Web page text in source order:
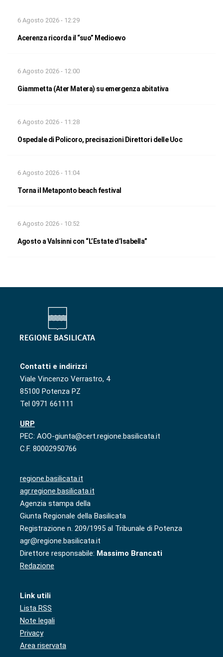
6 Agosto 2026 - 12:29
Acerenza ricorda il “suo” Medioevo
6 Agosto 2026 - 12:00
Giammetta (Ater Matera) su emergenza abitativa
6 Agosto 2026 - 11:28
Ospedale di Policoro, precisazioni Direttori delle Uoc
6 Agosto 2026 - 11:04
Torna il Metaponto beach festival
6 Agosto 2026 - 10:52
Agosto a Valsinni con “L’Estate d’Isabella”
Contatti e indirizzi
Viale Vincenzo Verrastro, 4
85100 Potenza PZ
Tel 0971 661111
URP
PEC: AOO-giunta@cert.regione.basilicata.it
C.F. 80002950766
regione.basilicata.it
agr.regione.basilicata.it
Agenzia stampa della
Giunta Regionale della Basilicata
Registrazione n. 209/1995 al Tribunale di Potenza
agr@regione.basilicata.it
Direttore responsabile: Massimo Brancati
Redazione
Link utili
Lista RSS
Note legali
Privacy
Area riservata